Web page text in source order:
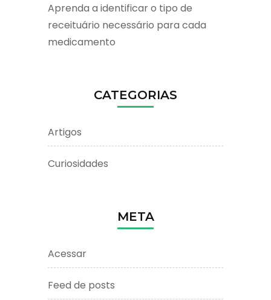
Aprenda a identificar o tipo de
receituário necessário para cada
medicamento
CATEGORIAS
Artigos
Curiosidades
META
Acessar
Feed de posts